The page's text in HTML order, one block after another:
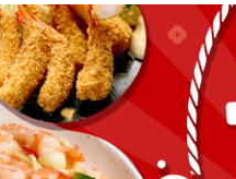
タテ
キ
卵
うなぎ
鮭・サー
鯖・サバ
骨取り切
～